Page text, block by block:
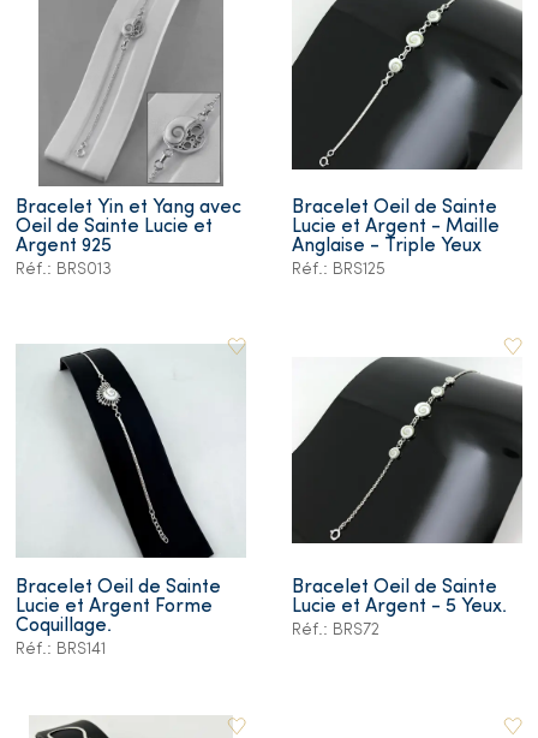
Bracelet Yin et Yang avec
Oeil de Sainte Lucie et
Argent 925
Réf.: BRS013
Bracelet Oeil de Sainte
Lucie et Argent - Maille
Anglaise - Triple Yeux
Réf.: BRS125
Bracelet Oeil de Sainte
Lucie et Argent Forme
Coquillage.
Réf.: BRS141
Bracelet Oeil de Sainte
Lucie et Argent - 5 Yeux.
Réf.: BRS72